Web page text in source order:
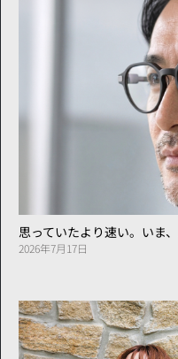
思っていたより速い。いま
2026年7月17日